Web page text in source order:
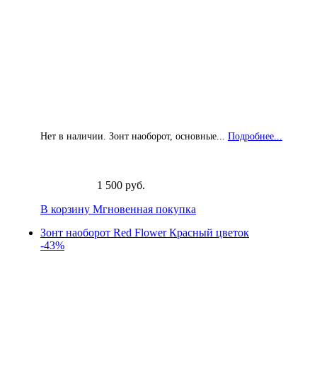
Нет в наличии. Зонт наоборот, основные... Подробнее...
1 500 руб.
В корзину Мгновенная покупка
Зонт наоборот Red Flower Красный цветок
-43%